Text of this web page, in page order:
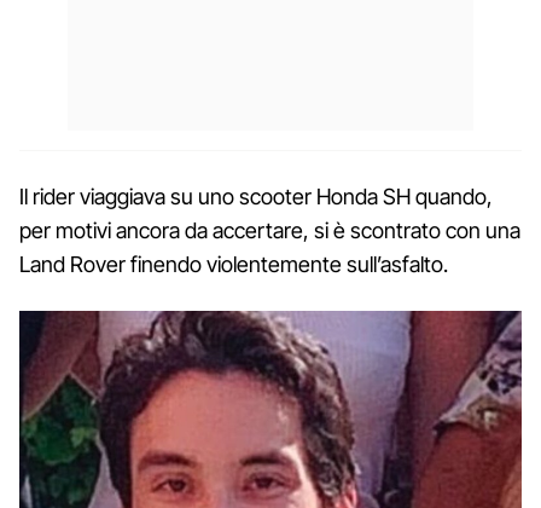
Il rider viaggiava su uno scooter Honda SH quando,
per motivi ancora da accertare, si è scontrato con una
Land Rover finendo violentemente sull’asfalto.